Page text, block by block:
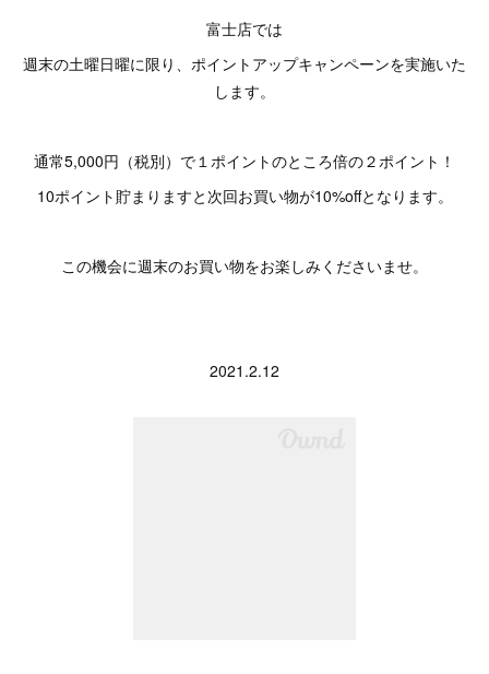
富士店では
週末の土曜日曜に限り、ポイントアップキャンペーンを実施いた
します。
通常5,000円（税別）で１ポイントのところ倍の２ポイント！
10ポイント貯まりますと次回お買い物が10%offとなります。
この機会に週末のお買い物をお楽しみくださいませ。
2021.2.12